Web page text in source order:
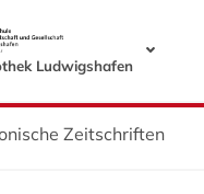
Ludwigshafen
Zeitschriften